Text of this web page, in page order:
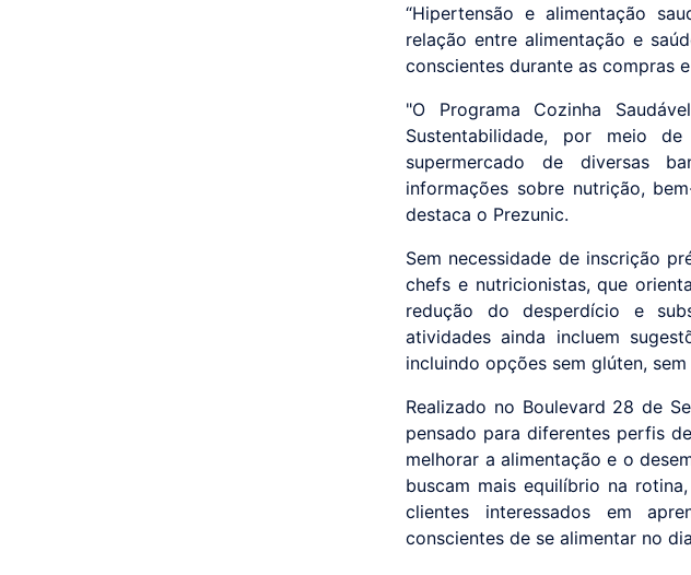
“Hipertensão e alimentação
relação entre alimentação e
conscientes durante as compras
"O Programa Cozinha
Sustentabilidade, por meio
supermercado de diversas
informações sobre nutrição,
destaca o Prezunic.
Sem necessidade de inscrição
chefs e nutricionistas, que
redução do desperdício e
atividades ainda incluem
incluindo opções sem glúten,
Realizado no Boulevard 28 de
pensado para diferentes perfis
melhorar a alimentação e o
buscam mais equilíbrio na
clientes interessados em
conscientes de se alimentar no